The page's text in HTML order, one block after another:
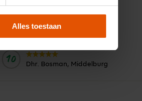
Alles toestaan
10 Door:
Dhr. Bosman, Middelburg